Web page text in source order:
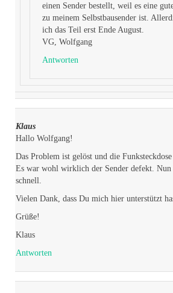
einen Sender bestellt, weil es eine
zu meinem Selbstbausender ist.
ich das Teil erst Ende August.
VG, Wolfgang
Antworten
Klaus
Hallo Wolfgang!
Das Problem ist gelöst und die
Es war wohl wirklich der Sender defekt. Nun
schnell.
Vielen Dank, dass Du mich hier unterstützt
Grüße!
Klaus
Antworten